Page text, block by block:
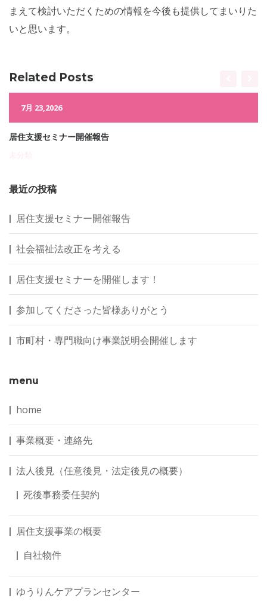
まえて検討いただくための情報を今後も提供してまいりた
いと思います。
Related Posts
7月 23,2026
居住支援セミナー開催報告
最近の投稿
居住支援セミナー開催報告
社会福祉法改正を考える
居住支援セミナーを開催します！
参加してくださった皆様ありがとう
市町村・専門職向け事業説明会開催します
menu
home
事業概要・連絡先
法人後見（任意後見・法定後見の概要）
死後事務委任契約
居住支援事業の概要
自社物件
ゆうりんケアプランセンター